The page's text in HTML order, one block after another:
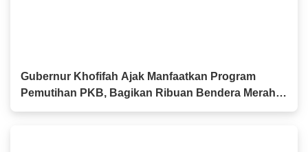
Gubernur Khofifah Ajak Manfaatkan Program
Pemutihan PKB, Bagikan Ribuan Bendera Merah
Putih dan Sembako kepada Ojol Malang